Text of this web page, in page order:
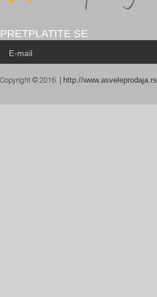
PRETPLATITE SE
Copyright © 2016. | http://www.asveleprodaja.rs